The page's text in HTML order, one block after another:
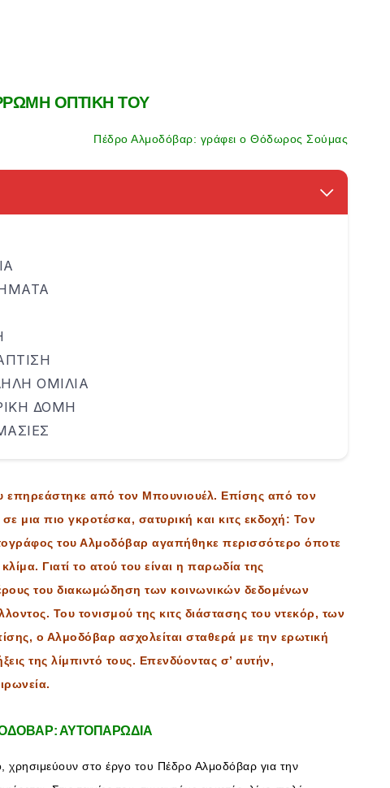
ΟΠΤΙΚΗ ΤΟΥ
Πέδρο Αλμοδόβαρ: γράφει ο Θόδωρος Σούμας
ΟΜΙΛΙΑ
ΔΟΜΗ
από τον Μπουνιουέλ. Επίσης από τον
μια πιο γκροτέσκα, σατυρική και κιτς εκδοχή: Τον
του Αλμοδόβαρ αγαπήθηκε περισσότερο όποτε
Γιατί το ατού του είναι η παρωδία της
του διακωμώδηση των κοινωνικών δεδομένων
Του τονισμού της κιτς διάστασης του ντεκόρ, των
ο Αλμοδόβαρ ασχολείται σταθερά με την ερωτική
της λίμπιντό τους. Επενδύοντας σ’ αυτήν,
ΑΥΤΟΠΑΡΩΔΙΑ
χρησιμεύουν στο έργο του Πέδρο Αλμοδόβαρ για την